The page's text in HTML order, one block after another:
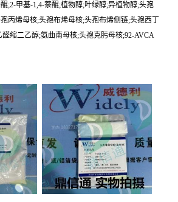
;2-甲基-1,4-萘醌;植物醇;叶绿醇;异植物醇;头孢
丙烯母核;头孢布烯母核;头孢布烯侧链;头孢西丁
缩二乙醇;氨曲南母核;头孢克肟母核;92-AVCA